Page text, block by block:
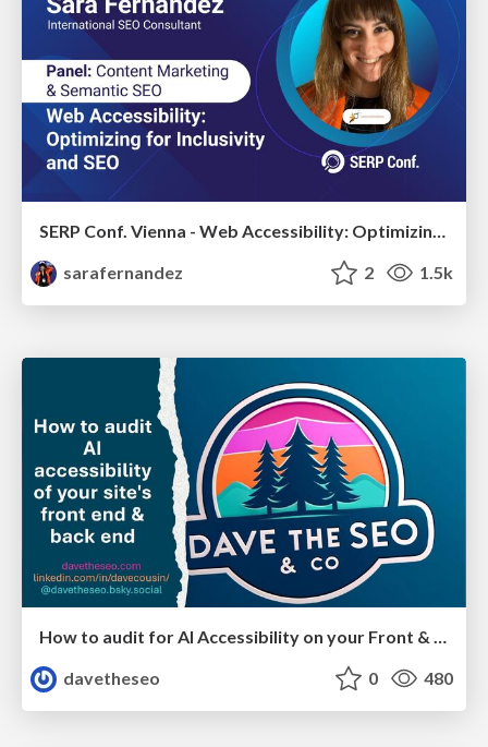
sarafernandez
2 1.5k
How to audit for AI Accessibility on your Front & Back End
davetheseo
0 480